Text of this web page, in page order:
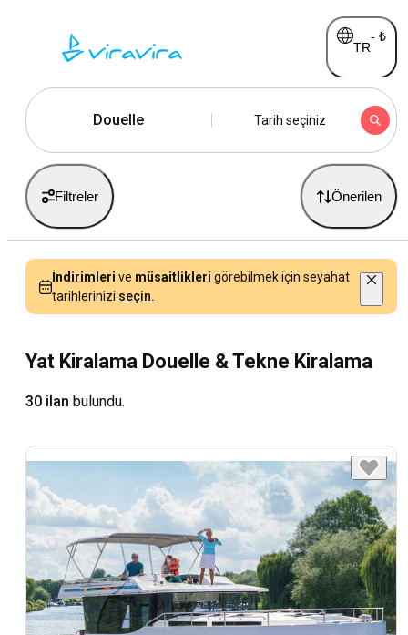
TR
- ₺
Douelle Tarih seçiniz
Filtreler Önerilen
İndirimleri ve müsaitlikleri görebilmek için seyahat
tarihlerinizi seçin.
Yat Kiralama Douelle & Tekne Kiralama
30 ilan bulundu.